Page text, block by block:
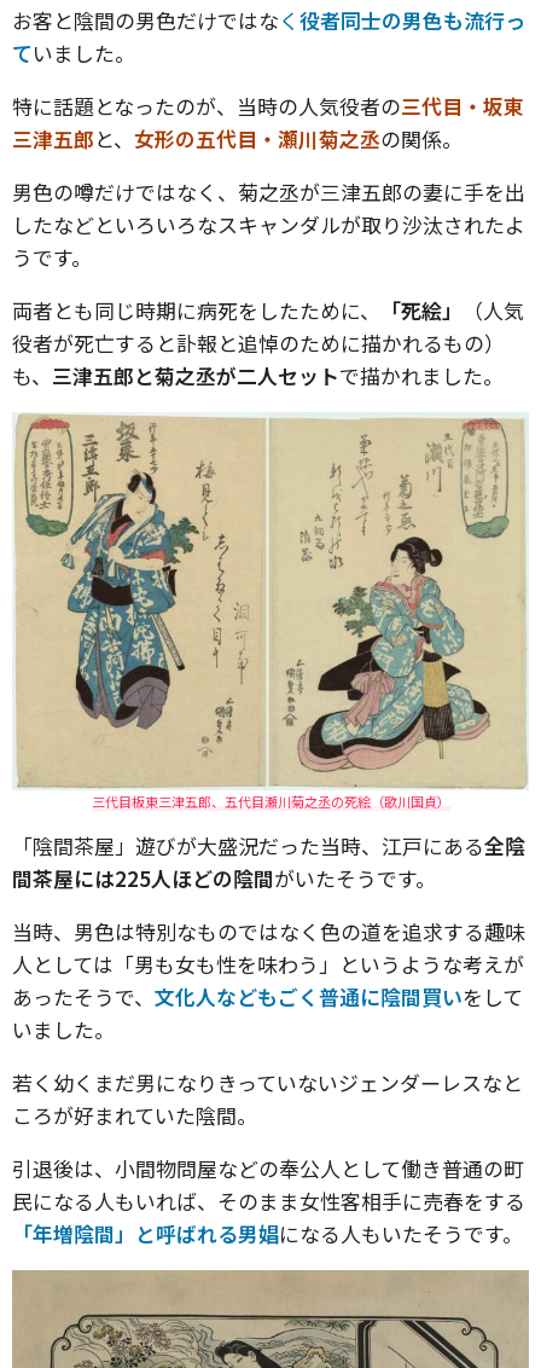
お客と陰間の男色だけではなく 役者同士の男色も流行っ
ていました。
特に話題となったのが、当時の人気役者の三代目・坂東
三津五郎と、 女形の五代目・瀬川菊之丞の関係。
男色の噂だけではなく、菊之丞が三津五郎の妻に手を出
したなどといろいろなスキャンダルが取り沙汰されたよ
うです。
両者とも同じ時期に病死をしたために、
「死絵」
（人気
役者が死亡すると訃報と追悼のために描かれるもの）
も、 三津五郎と菊之丞が二人セットで描かれました。
三代目板東三津五郎、五代目瀬川菊之丞の死絵（歌川国貞）
「陰間茶屋」遊びが大盛況だった当時、江戸にある全陰
間茶屋には225人ほどの陰間がいたそうです。
当時、男色は特別なものではなく色の道を追求する趣味
人としては「男も女も性を味わう」というような考えが
あったそうで、 文化人などもごく普通に陰間買いをして
いました。
若く幼くまだ男になりきっていないジェンダーレスなと
ころが好まれていた陰間。
引退後は、小間物問屋などの奉公人として働き普通の町
民になる人もいれば、そのまま女性客相手に売春をする
「年増陰間」と呼ばれる男娼になる人もいたそうです。